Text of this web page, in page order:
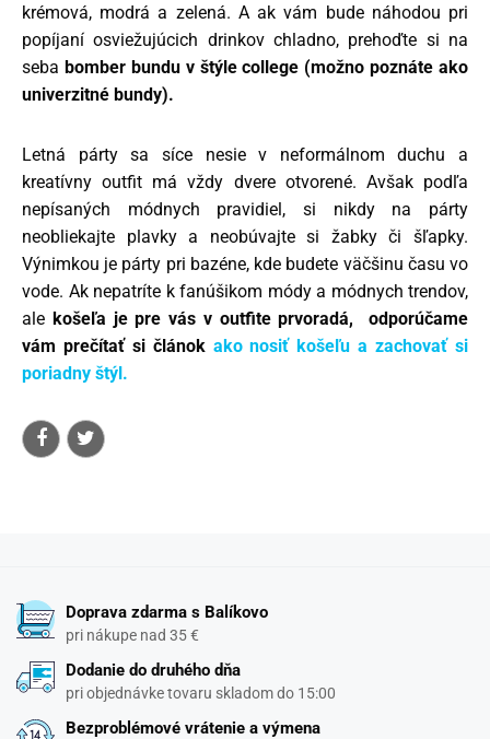
krémová, modrá a zelená. A ak vám bude náhodou pri
popíjaní osviežujúcich drinkov chladno, prehoďte si na
seba bomber bundu v štýle college (možno poznáte ako
univerzitné bundy).
Letná párty sa síce nesie v neformálnom duchu a
kreatívny outfit má vždy dvere otvorené. Avšak podľa
nepísaných módnych pravidiel, si nikdy na párty
neobliekajte plavky a neobúvajte si žabky či šľapky.
Výnimkou je párty pri bazéne, kde budete väčšinu času vo
vode. Ak nepatríte k fanúšikom módy a módnych trendov,
ale košeľa je pre vás v outfite prvoradá, odporúčame
vám prečítať si článok ako nosiť košeľu a zachovať si
poriadny štýl.
Doprava zdarma s Balíkovo
pri nákupe nad 35 €
Dodanie do druhého dňa
pri objednávke tovaru skladom do 15:00
Bezproblémové vrátenie a výmena